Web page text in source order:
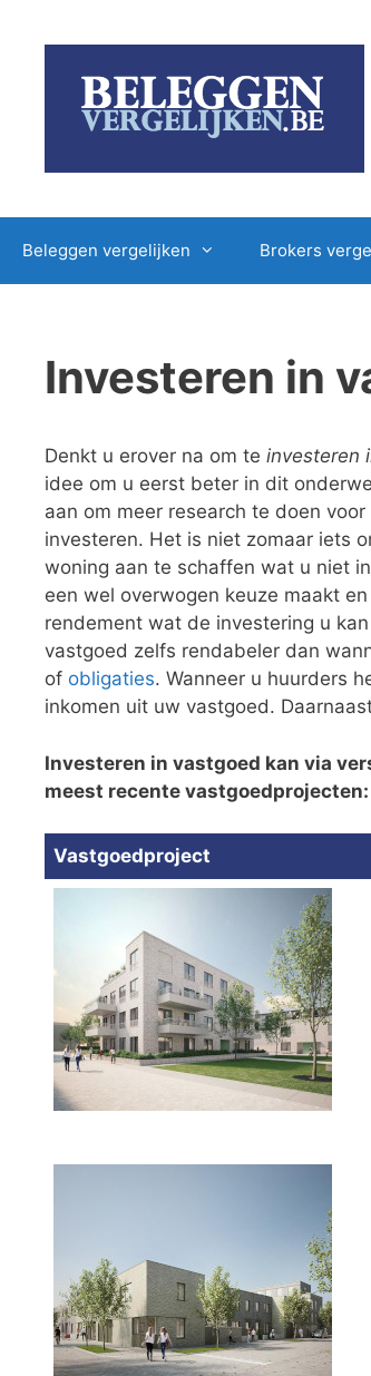
Beleggen vergelijken Brokers
Investeren in
Denkt u erover na om te investeren
idee om u eerst beter in dit
aan om meer research te doen
investeren. Het is niet zomaar iets
woning aan te schaffen wat u niet
een wel overwogen keuze maakt
rendement wat de investering u
vastgoed zelfs rendabeler dan
of obligaties. Wanneer u huurders
inkomen uit uw vastgoed.
Investeren in vastgoed kan via
meest recente vastgoedprojecten:
Vastgoedproject